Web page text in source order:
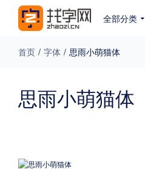
全部分类
免费下载 收费下载
首页 / 字体 / 思雨小萌猫体
思雨小萌猫体